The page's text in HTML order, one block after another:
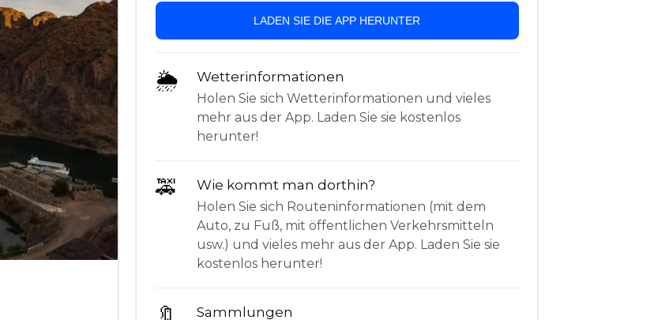
LADEN SIE DIE APP HERUNTER
🌦 Wetterinformationen
Holen Sie sich Wetterinformationen und vieles
mehr aus der App. Laden Sie sie kostenlos
herunter!
🚕 Wie kommt man dorthin?
Holen Sie sich Routeninformationen (mit dem
Auto, zu Fuß, mit öffentlichen Verkehrsmitteln
usw.) und vieles mehr aus der App. Laden Sie sie
kostenlos herunter!
🔖 Sammlungen